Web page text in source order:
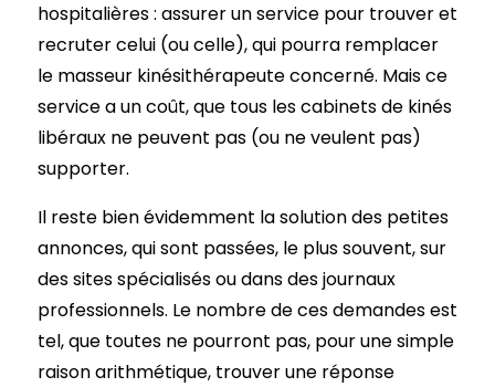
hospitalières : assurer un service pour trouver et
recruter celui (ou celle), qui pourra remplacer
le masseur kinésithérapeute concerné. Mais ce
service a un coût, que tous les cabinets de kinés
libéraux ne peuvent pas (ou ne veulent pas)
supporter.
Il reste bien évidemment la solution des petites
annonces, qui sont passées, le plus souvent, sur
des sites spécialisés ou dans des journaux
professionnels. Le nombre de ces demandes est
tel, que toutes ne pourront pas, pour une simple
raison arithmétique, trouver une réponse